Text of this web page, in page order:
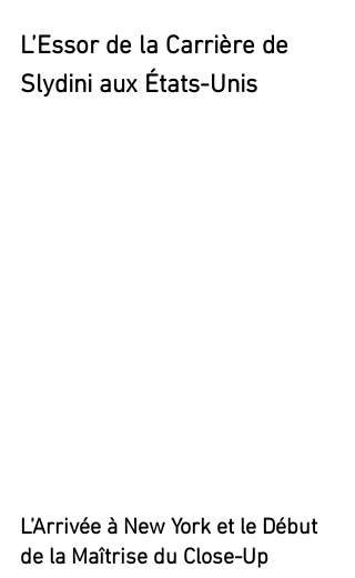
L’Essor de la Carrière de
Slydini aux États-Unis
L’Arrivée à New York et le Début
de la Maîtrise du Close-Up